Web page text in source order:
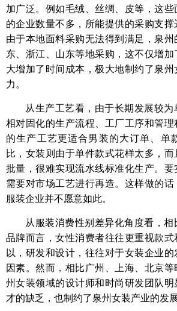
加广泛。例如毛绒、丝绸、皮等，这
的企业数量不多，所能提供的采购支撑
由于本地面料采购无法得到满足，泉
东、浙江、山东等地采购，这不仅增
大增加了时间成本，极大地制约了泉
力。
从生产工艺看，由于长期发展较
相对固化的生产流程、工厂工序和管
的生产工艺更适合男装的大订单、单
比，女装则由于单件款式花样太多，
批量，很难实现流水线标准化生产。
需要对市场工艺进行再造。这样做的
服装企业并不愿意如此。
从服装消费性别差异化角度看，
品牌而言，女性消费者往往更重视款
以，研发和设计，往往对于女装企业
因素。然而，相比广州、上海、北京
州女装领域的设计师和时尚研发团队明
才的缺乏，也制约了泉州女装产业的发